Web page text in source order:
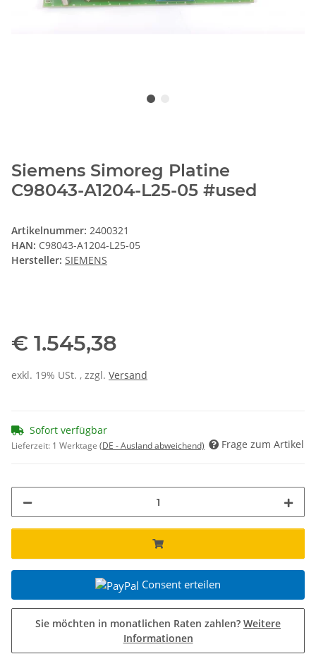
Siemens Simoreg Platine
C98043-A1204-L25-05 #used
Artikelnummer: 2400321
HAN: C98043-A1204-L25-05
Hersteller: SIEMENS
€ 1.545,38
exkl. 19% USt. , zzgl. Versand
Sofort verfügbar
Lieferzeit: 1 Werktage (DE - Ausland abweichend) Frage zum Artikel
Consent erteilen
Sie möchten in monatlichen Raten zahlen? Weitere
Informationen